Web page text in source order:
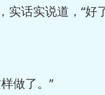
话实说道，“好
做了。”